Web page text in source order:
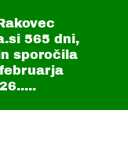
565 dni,
sporočila